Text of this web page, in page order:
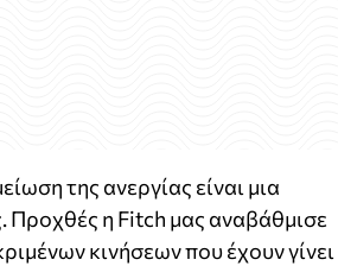
της ανεργίας είναι μια
Προχθές η Fitch μας αναβάθμισε
κινήσεων που έχουν γίνει